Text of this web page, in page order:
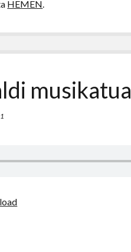
HEMEN.
musikatua